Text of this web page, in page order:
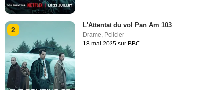
2
L'Attentat du vol Pan Am 103
Drame, Policier
18 mai 2025 sur BBC